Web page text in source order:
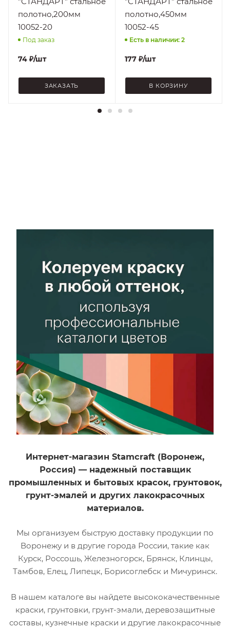
полотно,200мм
10052-20
Под заказ
74 ₽/шт
ЗАКАЗАТЬ
полотно,450мм
10052-45
Есть в наличии: 2
177 ₽/шт
В КОРЗИНУ
Интернет-магазин Stamcraft (Воронеж,
Россия) — надежный поставщик
промышленных и бытовых красок, грунтовок,
грунт-эмалей и других лакокрасочных
материалов.
Мы организуем быструю доставку продукции по
Воронежу и в другие города России, такие как
Курск, Россошь, Железногорск, Брянск, Клинцы,
Тамбов, Елец, Липецк, Борисоглебск и Мичуринск.
В нашем каталоге вы найдете высококачественные
краски, грунтовки, грунт-эмали, деревозащитные
составы, кузнечные краски и другие лакокрасочные